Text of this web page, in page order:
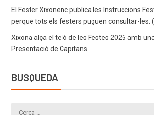
El Fester Xixonenc publica les Instruccions
perquè tots els festers puguen consultar-les.
Xixona alça el teló de les Festes 2026 amb
Presentació de Capitans
BUSQUEDA